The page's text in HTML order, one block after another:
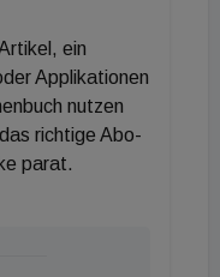
Lösungen
Marktführer stehe
heute den
zu werden, so
ein
Applikationen
nutzen
richtige Abo-
parat.